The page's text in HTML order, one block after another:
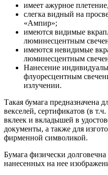
имеет ажурное
слегка видный на
«Ампир»;
имеются видимые
люминесцентным
имеются невидимые
люминесцентным
Нанесение
флуоресцентным
излучении.
Такая бумага предназначена
векселей, сертификатов (в
вклеек и вкладышей в
документы, а также для
фирменной символикой.
Бумага физически
нанесенных на нее